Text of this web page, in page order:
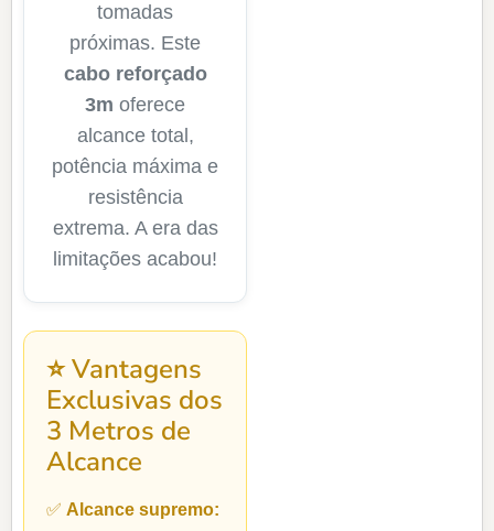
tomadas
próximas. Este
cabo reforçado
3m oferece
alcance total,
potência máxima e
resistência
extrema. A era das
limitações acabou!
⭐ Vantagens
Exclusivas dos
3 Metros de
Alcance
✅ Alcance supremo: